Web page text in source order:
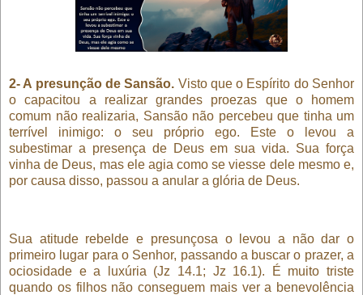
2- A presunção de Sansão. Visto que o Espírito do Senhor
o capacitou a realizar grandes proezas que o homem
comum não realizaria, Sansão não percebeu que tinha um
terrível inimigo: o seu próprio ego. Este o levou a
subestimar a presença de Deus em sua vida. Sua força
vinha de Deus, mas ele agia como se viesse dele mesmo e,
por causa disso, passou a anular a glória de Deus.
Sua atitude rebelde e presunçosa o levou a não dar o
primeiro lugar para o Senhor, passando a buscar o prazer, a
ociosidade e a luxúria (Jz 14.1; Jz 16.1). É muito triste
quando os filhos não conseguem mais ver a benevolência